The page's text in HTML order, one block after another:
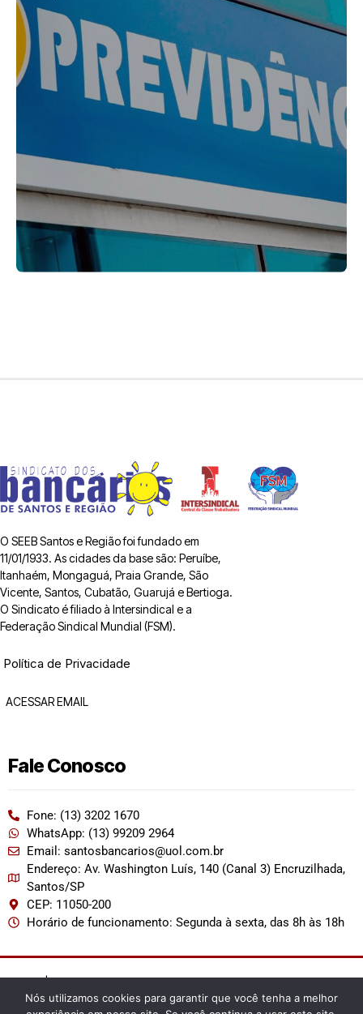
O SEEB Santos e Região foi fundado em
11/01/1933. As cidades da base são: Peruíbe,
Itanhaém, Mongaguá, Praia Grande, São
Vicente, Santos, Cubatão, Guarujá e Bertioga.
O Sindicato é filiado à Intersindical e a
Federação Sindical Mundial (FSM).
Política de Privacidade
ACESSAR EMAIL
Fale Conosco
Fone: (13) 3202 1670
WhatsApp: (13) 99209 2964
Email: santosbancarios@uol.com.br
Endereço: Av. Washington Luís, 140 (Canal 3) Encruzilhada,
Santos/SP
CEP: 11050-200
Horário de funcionamento: Segunda à sexta, das 8h às 18h
Nós utilizamos cookies para garantir que você tenha a melhor